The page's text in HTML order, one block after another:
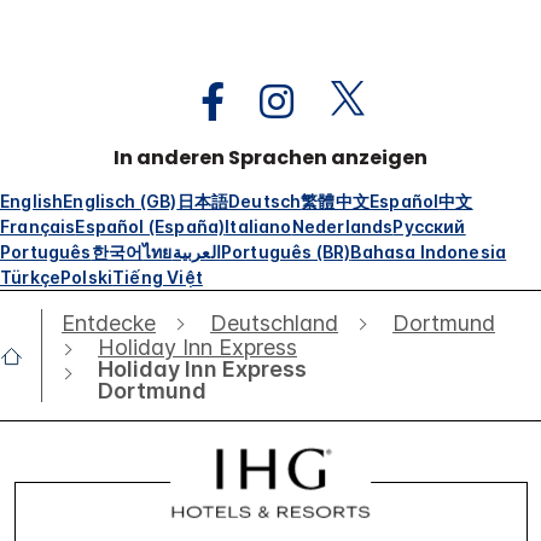
In anderen Sprachen anzeigen
EnglishEnglisch (GB) 日本語Deutsch繁體中文Español中文
FrançaisEspañol (España)ItalianoNederlandsРусский
Português한국어ไทยالعربيةPortuguês (BR)Bahasa Indonesia
TürkçePolskiTiếng Việt
Entdecke Deutschland
Dortmund
Holiday Inn Express
Holiday Inn Express
Dortmund